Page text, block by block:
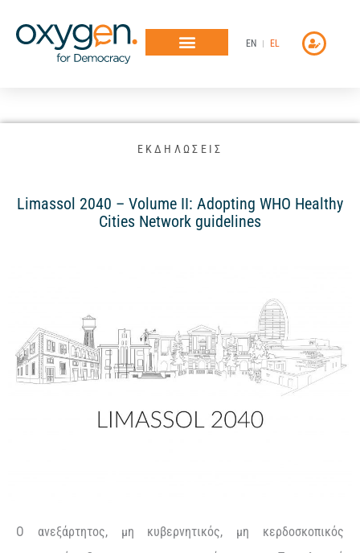
στο
περιεχόμενο
EN EL
ΕΚΔΗΛΩΣΕΙΣ
Limassol 2040 – Volume II: Adopting WHO Healthy
Cities Network guidelines
O ανεξάρτητος, μη κυβερνητικός, μη κερδοσκοπικός